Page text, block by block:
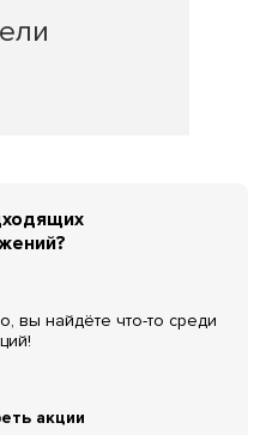
вы найдёте что-то среди
акции